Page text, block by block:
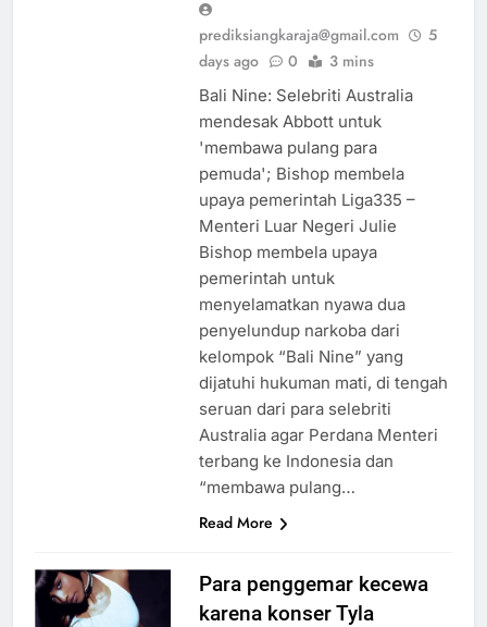
prediksiangkaraja@gmail.com
5
days ago
0 3 mins
Bali Nine: Selebriti Australia
mendesak Abbott untuk
'membawa pulang para
pemuda'; Bishop membela
upaya pemerintah Liga335 –
Menteri Luar Negeri Julie
Bishop membela upaya
pemerintah untuk
menyelamatkan nyawa dua
penyelundup narkoba dari
kelompok “Bali Nine” yang
dijatuhi hukuman mati, di tengah
seruan dari para selebriti
Australia agar Perdana Menteri
terbang ke Indonesia dan
“membawa pulang…
Read More
Para penggemar kecewa
karena konser Tyla